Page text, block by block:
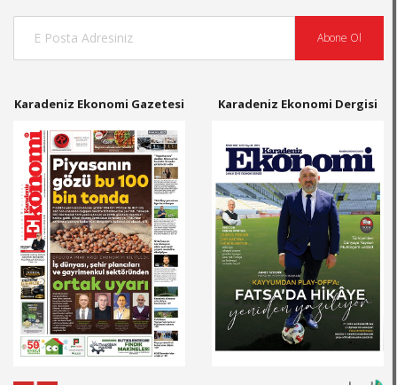
Abone Ol
Karadeniz Ekonomi Gazetesi Karadeniz Ekonomi Dergisi